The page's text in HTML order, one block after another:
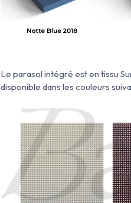
Le parasol intégré est en tissu
disponible dans les couleurs